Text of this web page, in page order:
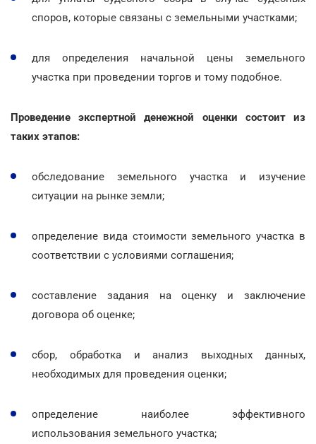
споров, которые связаны с земельными участками;
для определения начальной цены земельного
участка при проведении торгов и тому подобное.
Проведение экспертной денежной оценки состоит из
таких этапов:
обследование земельного участка и изучение
ситуации на рынке земли;
определение вида стоимости земельного участка в
соответствии с условиями соглашения;
составление задания на оценку и заключение
договора об оценке;
сбор, обработка и анализ выходных данных,
необходимых для проведения оценки;
определение наиболее эффективного
использования земельного участка;